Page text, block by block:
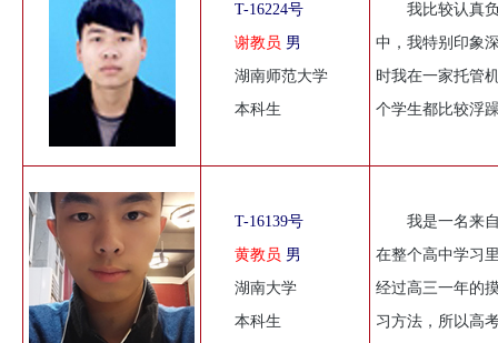
T-16224号
谢教员 男
湖南师范大学
本科生
我比较认真
中，我特别印象
时我在一家托管
个学生都比较浮
T-16139号
黄教员 男
湖南大学
本科生
我是一名来
在整个高中学习
经过高三一年的
习方法，所以高